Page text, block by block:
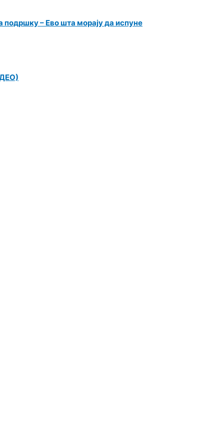
подршку – Ево шта морају да испуне